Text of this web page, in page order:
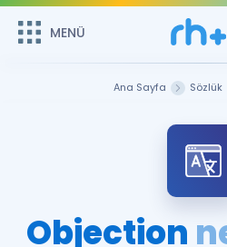
MENÜ
Sepetin Şu
Remzi Hoca ile seni sınava
bekliyor!
MENÜ
Ana Sayfa Sözlük
Objection